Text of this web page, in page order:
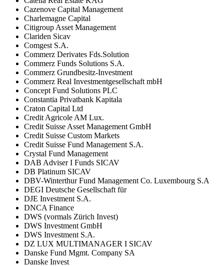
Cazenove Capital Management
Charlemagne Capital
Citigroup Asset Management
Clariden Sicav
Comgest S.A.
Commerz Derivates Fds.Solution
Commerz Funds Solutions S.A.
Commerz Grundbesitz-Investment
Commerz Real Investmentgesellschaft mbH
Concept Fund Solutions PLC
Constantia Privatbank Kapitala
Craton Capital Ltd
Credit Agricole AM Lux.
Credit Suisse Asset Management GmbH
Credit Suisse Custom Markets
Credit Suisse Fund Management S.A.
Crystal Fund Management
DAB Adviser I Funds SICAV
DB Platinum SICAV
DBV-Winterthur Fund Management Co. Luxembourg S.A
DEGI Deutsche Gesellschaft für
DJE Investment S.A.
DNCA Finance
DWS (vormals Zürich Invest)
DWS Investment GmbH
DWS Investment S.A.
DZ LUX MULTIMANAGER I SICAV
Danske Fund Mgmt. Company SA
Danske Invest